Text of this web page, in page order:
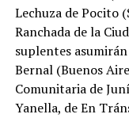
Lechuza de Pocito
Ranchada de la
suplentes
Bernal (Buenos
Comunitaria de
Yanella, de En